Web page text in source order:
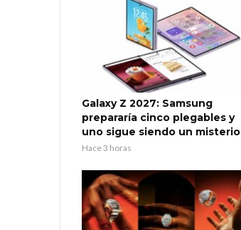
Galaxy Z 2027: Samsung
prepararía cinco plegables y
uno sigue siendo un misterio
Hace 3 horas